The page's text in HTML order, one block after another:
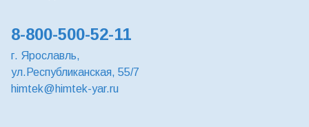
8-800-500-52-11
г. Ярославль,
ул.Республиканская, 55/7
himtek@himtek-yar.ru